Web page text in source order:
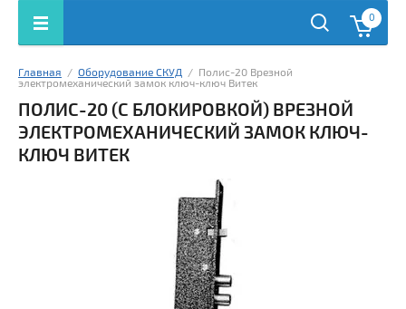
0
Главная
  /
Оборудование СКУД
  /  Полис-20 Врезной
электромеханический замок ключ-ключ Витек
ПОЛИС-20 (С БЛОКИРОВКОЙ) ВРЕЗНОЙ
ЭЛЕКТРОМЕХАНИЧЕСКИЙ ЗАМОК КЛЮЧ-
КЛЮЧ ВИТЕК